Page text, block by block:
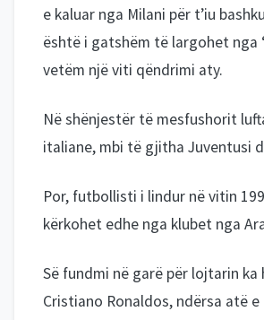
e kaluar nga Milani për t’iu
është i gatshëm të largohet nga
vetëm një viti qëndrimi aty.
Në shënjestër të mesfushorit
italiane, mbi të gjitha Juventusi
Por, futbollisti i lindur në vitin
kërkohet edhe nga klubet nga
Së fundmi në garë për lojtarin ka
Cristiano Ronaldos, ndërsa atë e